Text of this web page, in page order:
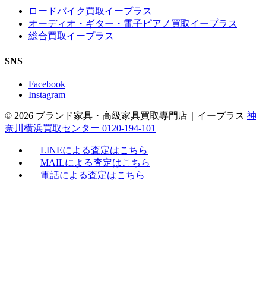
ロードバイク買取イープラス
オーディオ・ギター・電子ピアノ買取イープラス
総合買取イープラス
SNS
Facebook
Instagram
© 2026 ブランド家具・高級家具買取専門店｜イープラス 神
奈川横浜買取センター 0120-194-101
LINEによる査定はこちら
MAILによる査定はこちら
電話による査定はこちら